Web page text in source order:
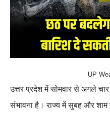
UP
उत्तर प्रदेश में सोमवार से अगले चार
संभावना है। राज्य में सुबह और